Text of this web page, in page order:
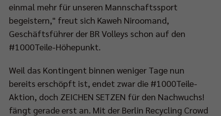
einmal mehr für unseren Mannschaftssport
begeistern," freut sich Kaweh Niroomand,
Geschäftsführer der BR Volleys schon auf den
#1000Teile-Höhepunkt.
Weil das Kontingent binnen weniger Tage nun
bereits erschöpft ist, endet zwar die #1000Teile-
Aktion, doch ZEICHEN SETZEN für den Nachwuchs!
fängt gerade erst an. Mit der Berlin Recycling Crowd